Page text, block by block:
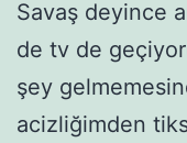
Savaş deyince
de tv de
şey
acizliğimden